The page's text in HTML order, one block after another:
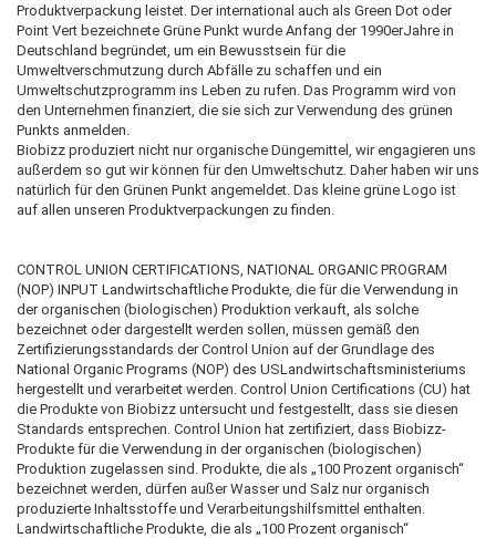
Produktverpackung leistet. Der international auch als Green Dot oder
Point Vert bezeichnete Grüne Punkt wurde Anfang der 1990erJahre in
Deutschland begründet, um ein Bewusstsein für die
Umweltverschmutzung durch Abfälle zu schaffen und ein
Umweltschutzprogramm ins Leben zu rufen. Das Programm wird von
den Unternehmen finanziert, die sie sich zur Verwendung des grünen
Punkts anmelden.
Biobizz produziert nicht nur organische Düngemittel, wir engagieren uns
außerdem so gut wir können für den Umweltschutz. Daher haben wir uns
natürlich für den Grünen Punkt angemeldet. Das kleine grüne Logo ist
auf allen unseren Produktverpackungen zu finden.
CONTROL UNION CERTIFICATIONS, NATIONAL ORGANIC PROGRAM
(NOP) INPUT Landwirtschaftliche Produkte, die für die Verwendung in
der organischen (biologischen) Produktion verkauft, als solche
bezeichnet oder dargestellt werden sollen, müssen gemäß den
Zertifizierungsstandards der Control Union auf der Grundlage des
National Organic Programs (NOP) des USLandwirtschaftsministeriums
hergestellt und verarbeitet werden. Control Union Certifications (CU) hat
die Produkte von Biobizz untersucht und festgestellt, dass sie diesen
Standards entsprechen. Control Union hat zertifiziert, dass Biobizz-
Produkte für die Verwendung in der organischen (biologischen)
Produktion zugelassen sind. Produkte, die als „100 Prozent organisch“
bezeichnet werden, dürfen außer Wasser und Salz nur organisch
produzierte Inhaltsstoffe und Verarbeitungshilfsmittel enthalten.
Landwirtschaftliche Produkte, die als „100 Prozent organisch“